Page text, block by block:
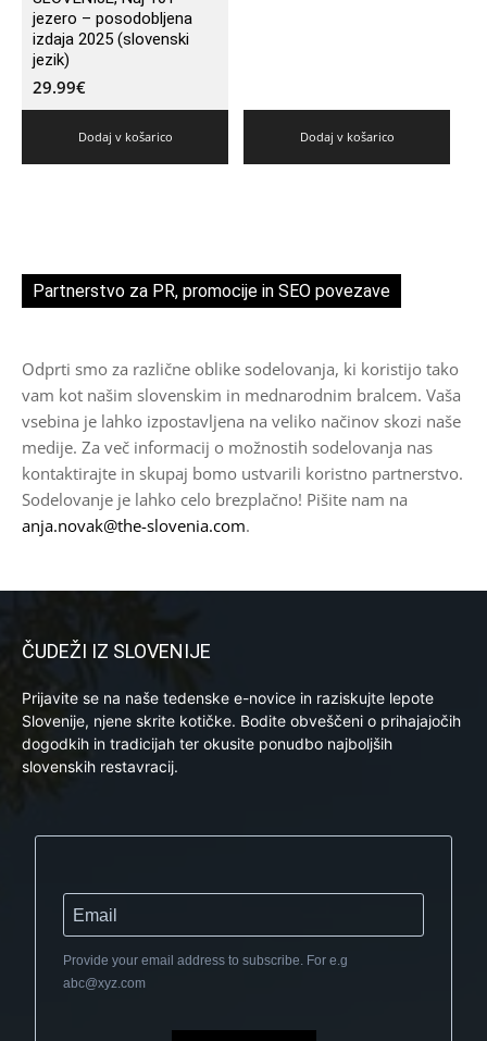
jezero – posodobljena
izdaja 2025 (slovenski
jezik)
29.99€
Dodaj v košarico Dodaj v košarico
Partnerstvo za PR, promocije in SEO povezave
Odprti smo za različne oblike sodelovanja, ki koristijo tako
vam kot našim slovenskim in mednarodnim bralcem. Vaša
vsebina je lahko izpostavljena na veliko načinov skozi naše
medije. Za več informacij o možnostih sodelovanja nas
kontaktirajte in skupaj bomo ustvarili koristno partnerstvo.
Sodelovanje je lahko celo brezplačno! Pišite nam na
anja.novak@the-slovenia.com.
ČUDEŽI IZ SLOVENIJE
Prijavite se na naše tedenske e-novice in raziskujte lepote
Slovenije, njene skrite kotičke. Bodite obveščeni o prihajajočih
dogodkih in tradicijah ter okusite ponudbo najboljših
slovenskih restavracij.
Provide your email address to subscribe. For e.g
abc@xyz.com